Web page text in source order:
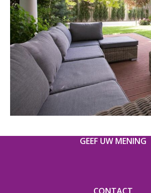
GEEF UW MENING